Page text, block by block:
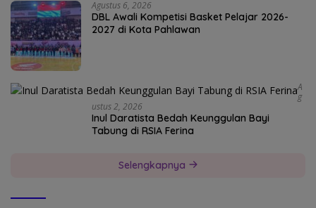
Agustus 6, 2026
DBL Awali Kompetisi Basket Pelajar 2026-
2027 di Kota Pahlawan
A
G
Ustus 2, 2026
Inul Daratista Bedah Keunggulan Bayi
Tabung di RSIA Ferina
Selengkapnya